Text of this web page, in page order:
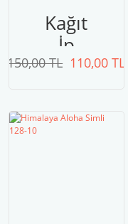
Kağıt
İp
Fuşya110,00 TL
150,00 TL